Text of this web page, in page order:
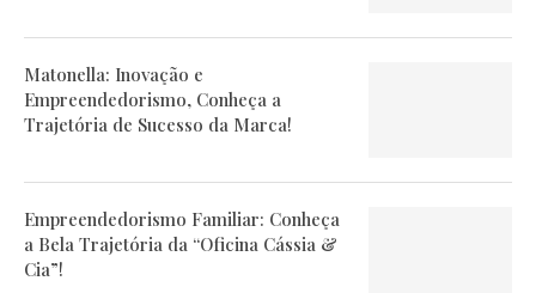
Matonella: Inovação e
Empreendedorismo, Conheça a
Trajetória de Sucesso da Marca!
Empreendedorismo Familiar: Conheça
a Bela Trajetória da “Oficina Cássia &
Cia”!